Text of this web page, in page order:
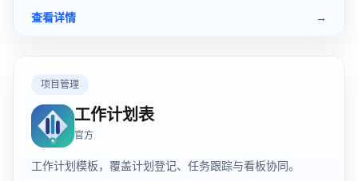
查看详情 →
项目管理
工作计划表
官方
工作计划模板，覆盖计划登记、任务跟踪与看板协同。